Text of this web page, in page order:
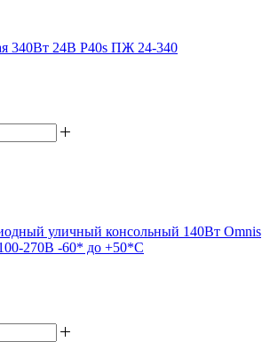
340Вт 24В P40s ПЖ 24-340
уличный консольный 140Вт Omnis
270В -60* до +50*С